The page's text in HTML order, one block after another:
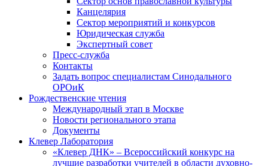
Канцелярия
Сектор мероприятий и конкурсов
Юридическая служба
Экспертный совет
Пресс-служба
Контакты
Задать вопрос специалистам Синодального
ОРОиК
Рождественские чтения
Международный этап в Москве
Новости регионального этапа
Документы
Клевер Лаборатория
«Клевер ДНК» – Всероссийский конкурс на
лучшие разработки учителей в области духовно-